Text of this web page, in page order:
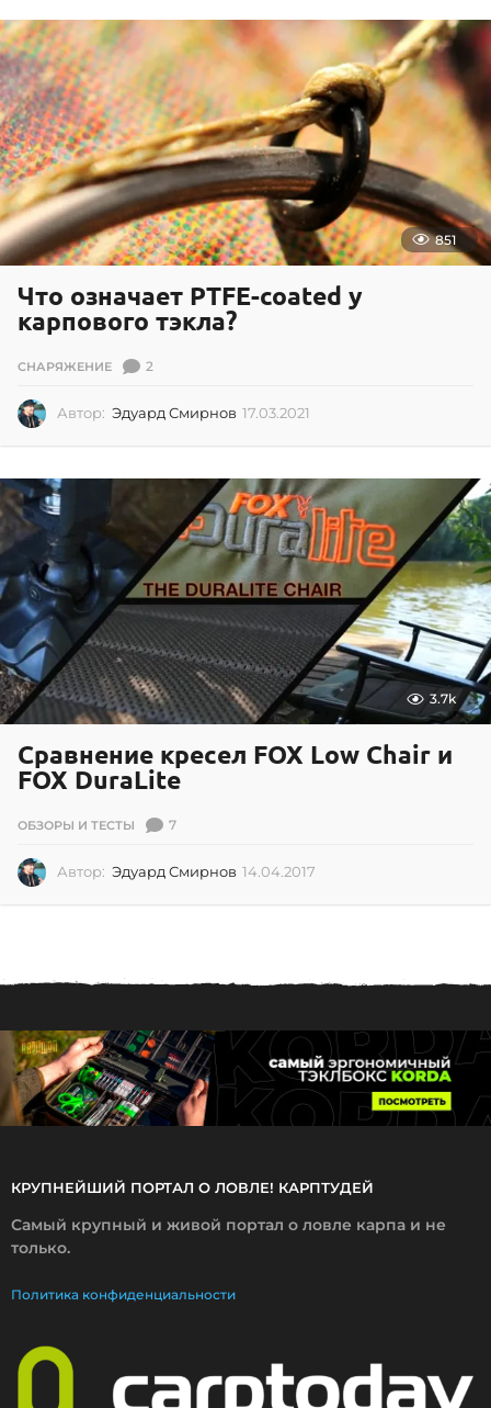
.
0
2
0
851
Что означает PTFE-coated у
карпового тэкла?
СНАРЯЖЕНИЕ 2
Автор: Эдуард Смирнов 17.03.2021
0
3
.
2
0
2
1
3.7k
Сравнение кресел FOX Low Chair и
FOX DuraLite
ОБЗОРЫ И ТЕСТЫ 7
Автор: Эдуард Смирнов 14.04.2017
7
КРУПНЕЙШИЙ ПОРТАЛ О ЛОВЛЕ! КАРПТУДЕЙ
Самый крупный и живой портал о ловле карпа и не
только.
Политика конфиденциальности